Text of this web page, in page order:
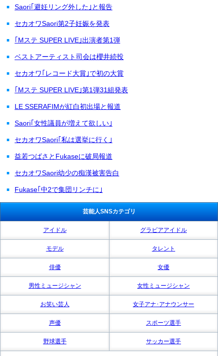
Saori｢避妊リング外した｣と報告
セカオワSaori第2子妊娠を発表
｢Mステ SUPER LIVE｣出演者第1弾
ベストアーティスト司会は櫻井続投
セカオワ｢レコード大賞｣で初の大賞
｢Mステ SUPER LIVE｣第1弾31組発表
LE SSERAFIMが紅白初出場と報道
Saori｢女性議員が増えて欲しい｣
セカオワSaori｢私は選挙に行く｣
益若つばさとFukaseに破局報道
セカオワSaori幼少の痴漢被害告白
Fukase｢中2で集団リンチに｣
芸能人SNSカテゴリ
アイドル グラビアアイドル
モデル タレント
俳優 女優
男性ミュージシャン 女性ミュージシャン
お笑い芸人 女子アナ･アナウンサー
声優 スポーツ選手
野球選手 サッカー選手